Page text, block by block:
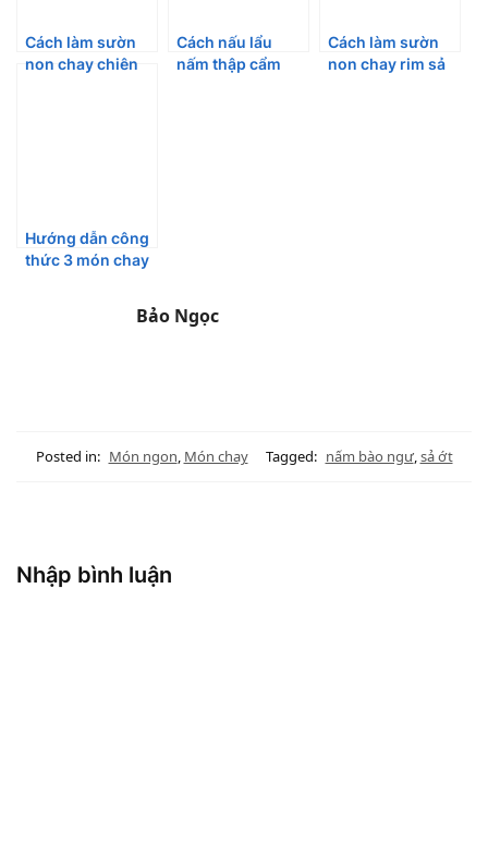
Cách làm sườn
non chay chiên
Cách nấu lẩu
nấm thập cẩm
Cách làm sườn
non chay rim sả
Hướng dẫn công
thức 3 món chay
Bảo Ngọc
Posted in: Món ngon, Món chay Tagged: nấm bào ngư,sả ớt
Nhập bình luận